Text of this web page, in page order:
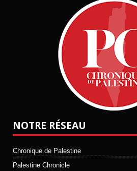
NOTRE RÉSEAU
Chronique de Palestine
Palestine Chronicle